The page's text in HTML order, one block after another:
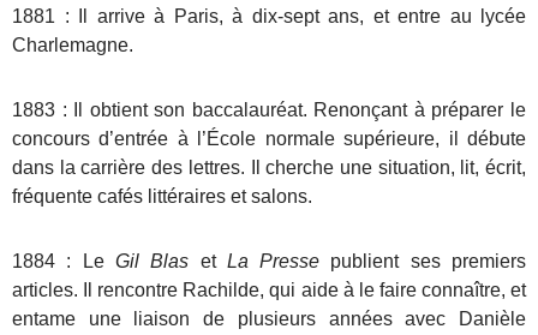
1881 : Il arrive à Paris, à dix-sept ans, et entre au lycée
Charlemagne.
1883 : Il obtient son baccalauréat. Renonçant à préparer le
concours d’entrée à l’École normale supérieure, il débute
dans la carrière des lettres. Il cherche une situation, lit, écrit,
fréquente cafés littéraires et salons.
1884 : Le Gil Blas et La Presse publient ses premiers
articles. Il rencontre Rachilde, qui aide à le faire connaître, et
entame une liaison de plusieurs années avec Danièle